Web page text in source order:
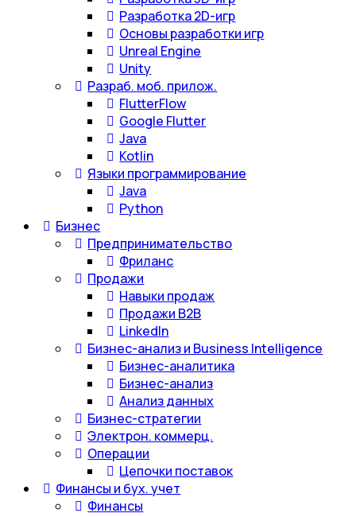
Разработка 2D-игр
Основы разработки игр
Unreal Engine
Unity
Разраб. моб. прилож.
FlutterFlow
Google Flutter
Java
Kotlin
Языки программирование
Java
Python
Бизнес
Предпринимательство
Фриланс
Продажи
Навыки продаж
Продажи B2B
LinkedIn
Бизнес-анализ и Business Intelligence
Бизнес-аналитика
Бизнес-анализ
Анализ данных
Бизнес-стратегии
Электрон. коммерц.
Операции
Цепочки поставок
Финансы и бух. учет
Финансы